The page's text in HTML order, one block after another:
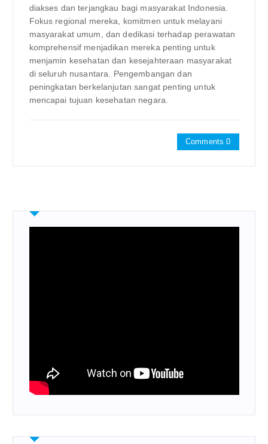
diakses dan terjangkau bagi masyarakat Indonesia.
Fokus regional mereka, komitmen untuk melayani
masyarakat umum, dan dedikasi terhadap perawatan
komprehensif menjadikan mereka penting untuk
menjamin kesehatan dan kesejahteraan masyarakat
di seluruh nusantara. Pengembangan dan
peningkatan berkelanjutan sangat penting untuk
mencapai tujuan kesehatan negara.
Comments 0